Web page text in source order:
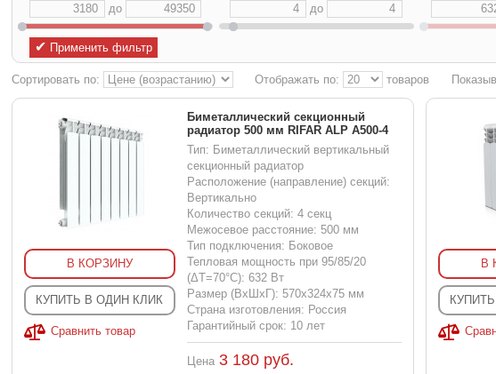
до
до
✔ Применить фильтр
Сортировать по: Отображать по: товаров
В КОРЗИНУ
КУПИТЬ В ОДИН КЛИК
Сравнить товар
Биметаллический секционный
радиатор 500 мм RIFAR ALP A500-4
Тип: Биметаллический вертикальный
секционный радиатор
Расположение (направление) секций:
Вертикально
Количество секций: 4 секц
Межосевое расстояние: 500 мм
Тип подключения: Боковое
Тепловая мощность при 95/85/20
(ΔT=70°C): 632 Вт
Размер (ВхШхГ): 570x324x75 мм
Страна изготовления: Россия
Гарантийный срок: 10 лет
Цена 3 180руб.
В